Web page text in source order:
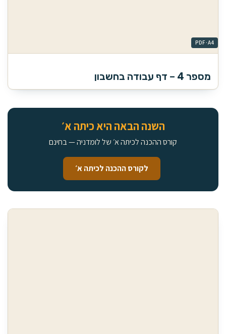
מספר 4 – דף עבודה בחשבון
השנה הבאה היא כיתה א׳
קורס ההכנה לכיתה א׳ של לומדניה — בחינם
לקורס ההכנה לכיתה א׳